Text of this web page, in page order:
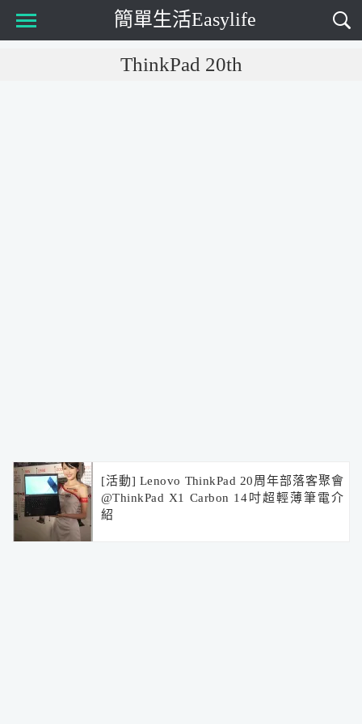
簡單生活Easylife
ThinkPad 20th
[活動] Lenovo ThinkPad 20周年部落客聚會
@ThinkPad X1 Carbon 14吋超輕薄筆電介
紹